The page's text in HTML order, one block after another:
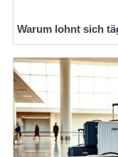
Warum lohnt sich